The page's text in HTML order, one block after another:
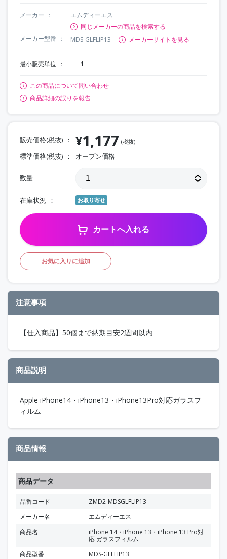
メーカー
エムディーエス
同じメーカーの商品を検索する
メーカー型番
MDS-GLFLIP13 メーカーサイトを見る
最小販売単位 1
この商品について問い合わせ
商品詳細の誤りを報告
販売価格(税抜) ¥1,177 (税抜)
標準価格(税抜) オープン価格
数量
在庫状況 お取り寄せ
カートへ入れる
お気に入りに追加
注意事項
【仕入商品】50個まで納期目安2週間以内
商品説明
Apple iPhone14・iPhone13・iPhone13Pro対応ガラスフ
ィルム
商品情報
商品データ
品番コード
ZMD2-MDSGLFLIP13
メーカー名
エムディーエス
商品名
iPhone 14・iPhone 13・iPhone 13 Pro対
応 ガラスフィルム
商品型番
MDS-GLFLIP13